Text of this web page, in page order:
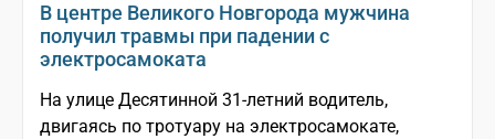
В центре Великого Новгорода мужчина
получил травмы при падении с
электросамоката
На улице Десятинной 31-летний водитель,
двигаясь по тротуару на электросамокате,